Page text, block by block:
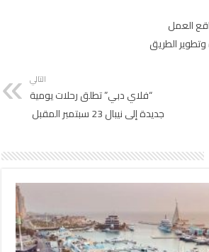
العمل
الطريق
التالي
“فلاي دبي” تطلق رحلات يومية
جديدة إلى نيبال 23 سبتمبر المقبل